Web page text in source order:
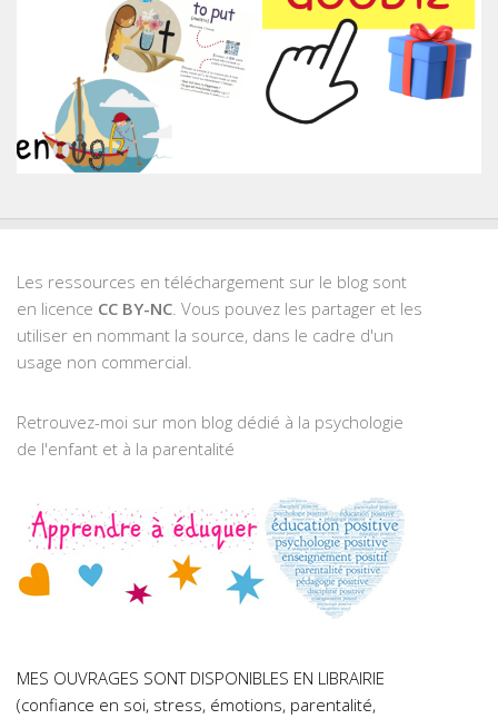
Les ressources en téléchargement sur le blog sont
en licence CC BY-NC. Vous pouvez les partager et les
utiliser en nommant la source, dans le cadre d'un
usage non commercial.
Retrouvez-moi sur mon blog dédié à la psychologie
de l'enfant et à la parentalité
MES OUVRAGES SONT DISPONIBLES EN LIBRAIRIE
(confiance en soi, stress, émotions, parentalité,